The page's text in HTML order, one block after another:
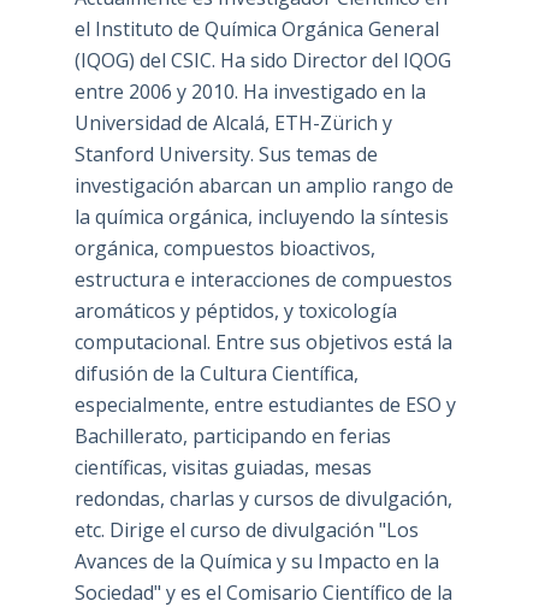
el Instituto de Química Orgánica General
(IQOG) del CSIC. Ha sido Director del IQOG
entre 2006 y 2010. Ha investigado en la
Universidad de Alcalá, ETH-Zürich y
Stanford University. Sus temas de
investigación abarcan un amplio rango de
la química orgánica, incluyendo la síntesis
orgánica, compuestos bioactivos,
estructura e interacciones de compuestos
aromáticos y péptidos, y toxicología
computacional. Entre sus objetivos está la
difusión de la Cultura Científica,
especialmente, entre estudiantes de ESO y
Bachillerato, participando en ferias
científicas, visitas guiadas, mesas
redondas, charlas y cursos de divulgación,
etc. Dirige el curso de divulgación "Los
Avances de la Química y su Impacto en la
Sociedad" y es el Comisario Científico de la